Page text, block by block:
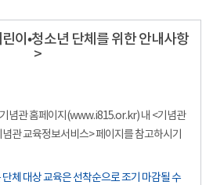
이•청소년 단체를 위한 안내사항
>
념관 홈페이지(www.i815.or.kr) 내 <기념관
관 교육정보서비스> 페이지를 참고하시기
체 대상 교육은 선착순으로 조기 마감될 수